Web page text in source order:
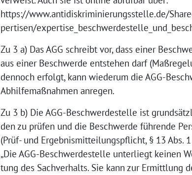
https://www.antidiskriminierungsstelle.de/
pertisen/
Zu 3 a) Das AGG schreibt vor, dass einer
aus einer Beschwerde entstehen darf
dennoch erfolgt, kann wiederum die AGG-
Abhilfemaßnahmen anregen.
Zu 3 b) Die AGG-Beschwerdestelle ist
den zu prüfen und die Beschwerde führende
(Prüf- und Ergebnismitteilungspflicht, § 13 Abs. 1
„Die AGG-Beschwerdestelle unterliegt keinen
tung des Sachverhalts. Sie kann zur Ermittlung